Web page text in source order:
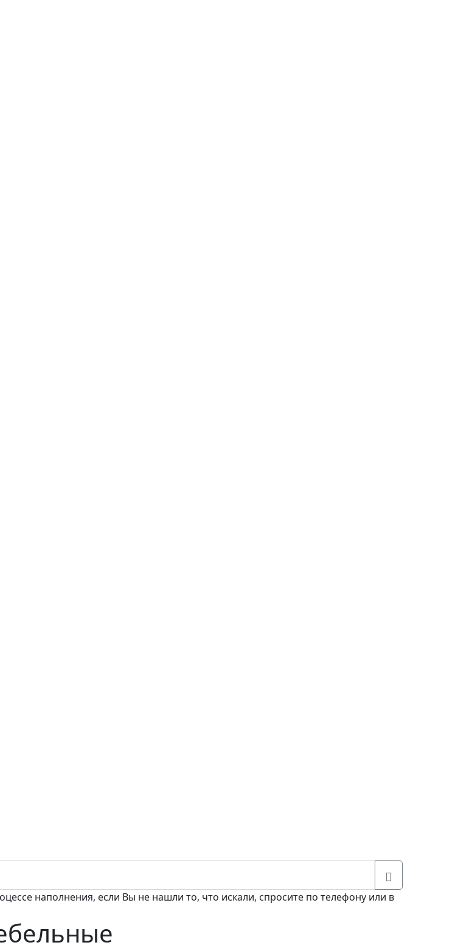
наполнения, если Вы не нашли то, что искали, спросите по телефону или в